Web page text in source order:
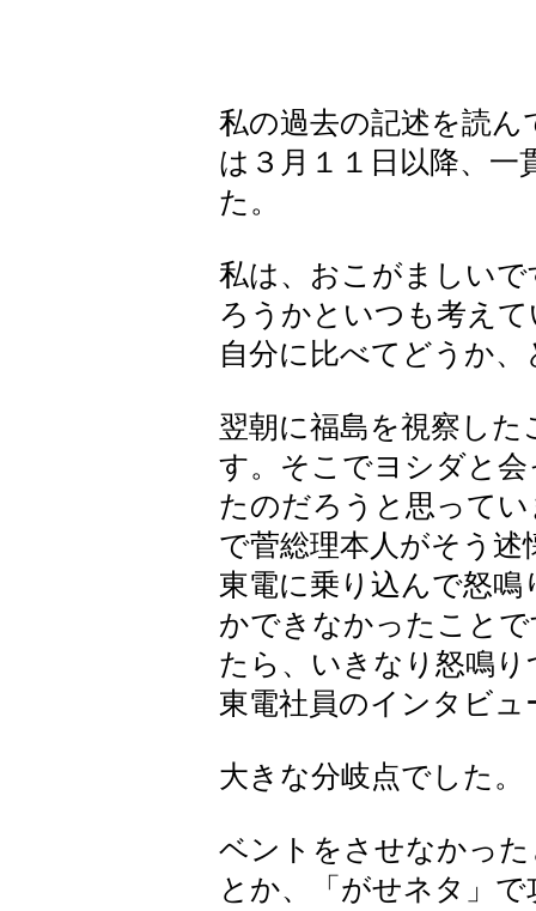
私の過去の記述を読
は３月１１日以降、
た。
私は、おこがましい
ろうかといつも考え
自分に比べてどうか
翌朝に福島を視察し
す。そこでヨシダと
たのだろうと思って
で菅総理本人がそう述
東電に乗り込んで怒
かできなかったこと
たら、いきなり怒鳴
東電社員のインタビ
大きな分岐点でした。
ベントをさせなかっ
とか、「がせネタ」